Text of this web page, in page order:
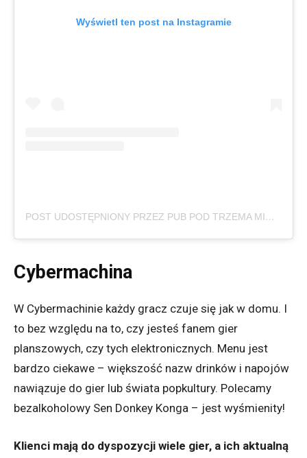
Wyświetl ten post na Instagramie
POST UDOSTĘPNIONY PRZEZ PUB POD TRZEMA MIOTŁAMI WROCŁAW (@PODTRZEMAMIOTLAMI)
Cybermachina
W Cybermachinie każdy gracz czuje się jak w domu. I
to bez względu na to, czy jesteś fanem gier
planszowych, czy tych elektronicznych. Menu jest
bardzo ciekawe – większość nazw drinków i napojów
nawiązuje do gier lub świata popkultury. Polecamy
bezalkoholowy Sen Donkey Konga – jest wyśmienity!
Klienci mają do dyspozycji wiele gier, a ich aktualną